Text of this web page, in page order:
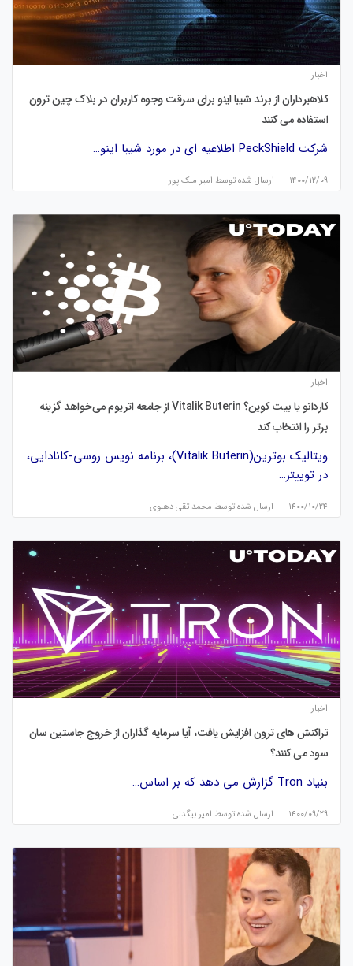
اخبار
کلاهبرداران از برند شیبا اینو برای سرقت وجوه کاربران در بلاک چین ترون
استفاده می کنند
شرکت PeckShield اطلاعیه ای در مورد شیبا اینو…
۱۴۰۰/۱۲/۰۹ ارسال شده توسط امیر ملک پور
اخبار
کاردانو یا بیت کوین؟ Vitalik Buterin از جامعه اتریوم می‌خواهد گزینه
برتر را انتخاب کند
ویتالیک بوترین(Vitalik Buterin)، برنامه نویس روسی-کانادایی،
در توییتر…
۱۴۰۰/۱۰/۲۴ ارسال شده توسط محمد تقی دهلوی
اخبار
تراکنش های ترون افزایش یافت، آیا سرمایه گذاران از خروج جاستین سان
سود می کنند؟
بنیاد Tron گزارش می دهد که بر اساس…
۱۴۰۰/۰۹/۲۹ ارسال شده توسط امیر بیگدلی